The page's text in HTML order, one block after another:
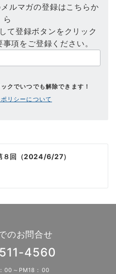
ルマガの登録はこちらか
ら
て登録ボタンをクリック
項をご登録ください。
クでいつでも解除できます！
リシーについて
８回（2024/6/27）
のお問合せ
4560
00～PM18：00